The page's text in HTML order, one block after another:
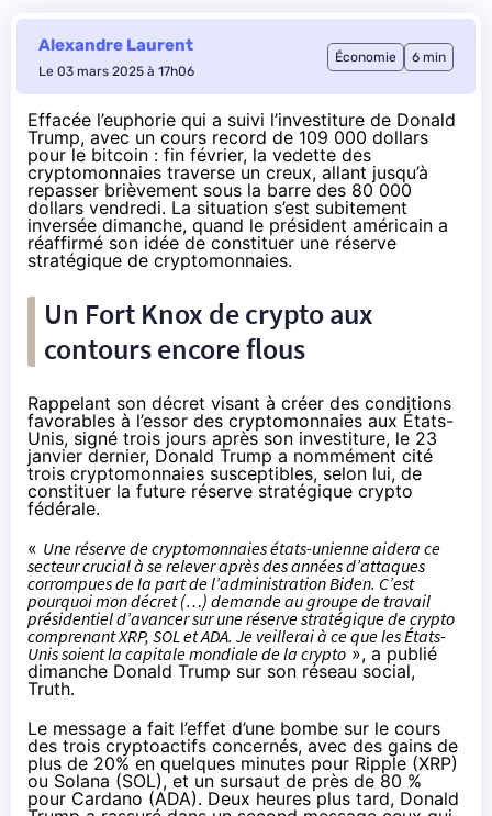
Alexandre Laurent
Le 03 mars 2025 à 17h06
Économie 6 min
Effacée l’euphorie qui a suivi l’investiture de Donald
Trump, avec un cours record de 109 000 dollars
pour le bitcoin : fin février, la vedette des
cryptomonnaies traverse un creux, allant jusqu’à
repasser brièvement sous la barre des 80 000
dollars vendredi. La situation s’est subitement
inversée dimanche, quand le président américain a
réaffirmé son idée de constituer une réserve
stratégique de cryptomonnaies.
Un Fort Knox de crypto aux
contours encore flous
Rappelant son décret visant à créer des conditions
favorables à l’essor des cryptomonnaies aux États-
Unis, signé trois jours après son investiture, le 23
janvier dernier, Donald Trump a nommément cité
trois cryptomonnaies susceptibles, selon lui, de
constituer la future réserve stratégique crypto
fédérale.
« Une réserve de cryptomonnaies états-unienne aidera ce
secteur crucial à se relever après des années d’attaques
corrompues de la part de l’administration Biden. C’est
pourquoi mon décret (…) demande au groupe de travail
présidentiel d’avancer sur une réserve stratégique de crypto
comprenant XRP, SOL et ADA. Je veillerai à ce que les États-
Unis soient la capitale mondiale de la crypto », a publié
dimanche Donald Trump sur son réseau social,
Truth.
Le message a fait l’effet d’une bombe sur le cours
des trois cryptoactifs concernés, avec des gains de
plus de 20% en quelques minutes pour Ripple (XRP)
ou Solana (SOL), et un sursaut de près de 80 %
pour Cardano (ADA). Deux heures plus tard, Donald